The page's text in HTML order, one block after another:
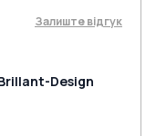
Залиште відгук
Brillant-Design